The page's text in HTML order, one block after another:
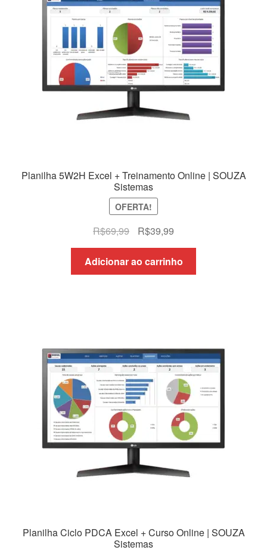
Planilha 5W2H Excel + Treinamento Online | SOUZA
Sistemas
OFERTA!
R$69,99
O
preço
original
era:
R$39,99O
preço
atual
é:
Adicionar ao carrinho
Planilha Ciclo PDCA Excel + Curso Online | SOUZA
Sistemas